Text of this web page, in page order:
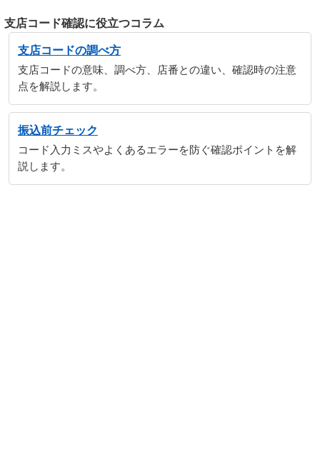
支店コード確認に役立つコラム
支店コードの調べ方
支店コードの意味、調べ方、店番との違い、確認時の注意
点を解説します。
振込前チェック
コード入力ミスやよくあるエラーを防ぐ確認ポイントを解
説します。